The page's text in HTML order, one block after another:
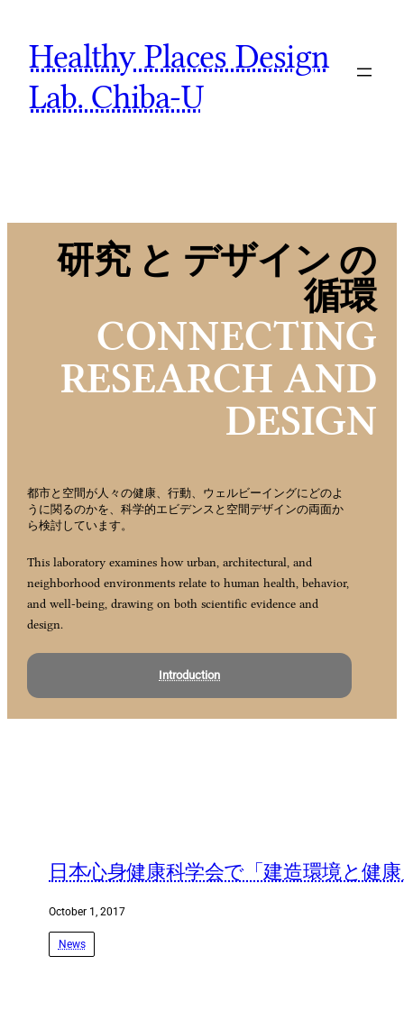
content
Healthy Places Design
Lab. Chiba-U
研究 と デザイン の
循環
CONNECTING
RESEARCH AND
DESIGN
都市と空間が人々の健康、行動、ウェルビーイングにどのよ
うに関るのかを、科学的エビデンスと空間デザインの両面か
ら検討しています。
This laboratory examines how urban, architectural, and
neighborhood environments relate to human health, behavior,
and well-being, drawing on both scientific evidence and
design.
Introduction
日本心身健康科学会で「建造環境と健
October 1, 2017
News